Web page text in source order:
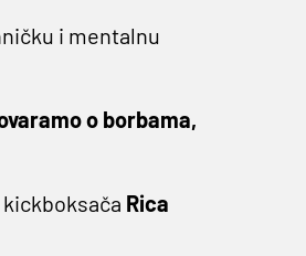
i mentalnu
o borbama,
Rica